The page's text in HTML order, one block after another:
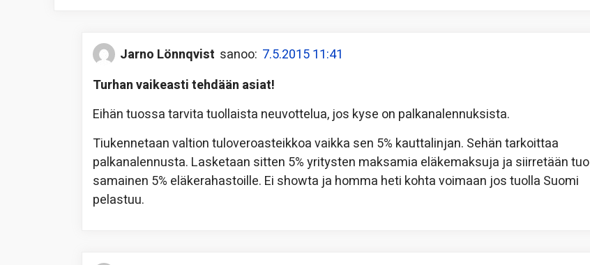
Jarno Lönnqvist sanoo: 7.5.2015 11:41
Turhan vaikeasti tehdään asiat!
Eihän tuossa tarvita tuollaista neuvottelua, jos kyse on palkanalennuksista.
Tiukennetaan valtion tuloveroasteikkoa vaikka sen 5% kauttalinjan. Sehän tarkoittaa
palkanalennusta. Lasketaan sitten 5% yritysten maksamia eläkemaksuja ja siirretään tuo
samainen 5% eläkerahastoille. Ei showta ja homma heti kohta voimaan jos tuolla Suomi
pelastuu.